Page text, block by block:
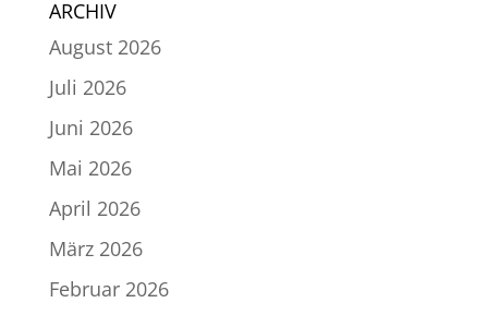
ARCHIV
August 2026
Juli 2026
Juni 2026
Mai 2026
April 2026
März 2026
Februar 2026